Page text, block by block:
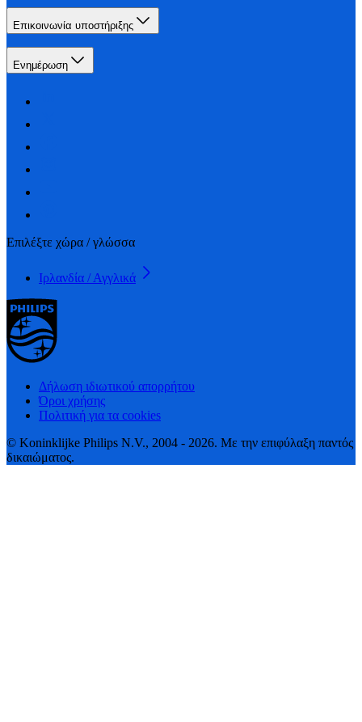
Επικοινωνία υποστήριξης
Ενημέρωση
Επιλέξτε χώρα / γλώσσα
Ιρλανδία / Αγγλικά
Δήλωση ιδιωτικού απορρήτου
Όροι χρήσης
Πολιτική για τα cookies
© Koninklijke Philips N.V., 2004 - 2026. Με την επιφύλαξη παντός
δικαιώματος.